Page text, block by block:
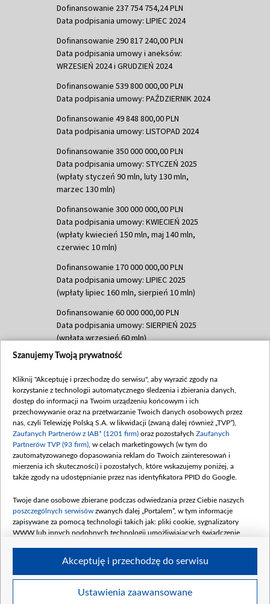
Dofinansowanie 237 754 754,24 PLN
Data podpisania umowy: LIPIEC 2024
Dofinansowanie 290 817 240,00 PLN
Data podpisania umowy i aneksów:
WRZESIEŃ 2024 i GRUDZIEŃ 2024
Dofinansowanie 539 800 000,00 PLN
Data podpisania umowy: PAŹDZIERNIK 2024
Dofinansowanie 49 848 800,00 PLN
Data podpisania umowy: LISTOPAD 2024
Dofinansowanie 350 000 000,00 PLN
Data podpisania umowy: STYCZEŃ 2025
(wpłaty styczeń 90 mln, luty 130 mln,
marzec 130 mln)
Dofinansowanie 300 000 000,00 PLN
Data podpisania umowy: KWIECIEŃ 2025
(wpłaty kwiecień 150 mln, maj 140 mln,
czerwiec 10 mln)
Dofinansowanie 170 000 000,00 PLN
Data podpisania umowy: LIPIEC 2025
(wpłaty lipiec 160 mln, sierpień 10 mln)
Dofinansowanie 60 000 000,00 PLN
Data podpisania umowy: SIERPIEŃ 2025
(wpłata wrzesień 60 mln)
Dofinansowanie 635 783 051,21 PLN
(wpłata wrzesień 100 mln, październik 350
mln, listopad 265 mln)
Dofinansowanie 48 862 000,00 PLN
Data podpisania umowy: GRUDZIEŃ 2025
(wpłata grudzień 60,548 mln)
Dofinansowanie 900 000 000,00 PLN
Data podpisania umowy: LUTY 2026 (wpłata
kwiecień 180 mln, 7 maja 180 mln, 8
czerwca 90 mln)
Dofinansowanie 250 000 000,00 PLN
4 sierpnia 250 mln
Szanujemy Twoją prywatność
Kliknij "Akceptuję i przechodzę do serwisu", aby wyrazić zgody na
korzystanie z technologii automatycznego śledzenia i zbierania danych,
dostęp do informacji na Twoim urządzeniu końcowym i ich
przechowywanie oraz na przetwarzanie Twoich danych osobowych przez
nas, czyli Telewizję Polską S.A. w likwidacji (zwaną dalej również „TVP”),
Zaufanych Partnerów z IAB* (1201 firm) oraz pozostałych Zaufanych
Partnerów TVP (93 firm) , w celach marketingowych (w tym do
zautomatyzowanego dopasowania reklam do Twoich zainteresowań i
mierzenia ich skuteczności) i pozostałych, które wskazujemy poniżej, a
także zgody na udostępnianie przez nas identyfikatora PPID do Google.
Twoje dane osobowe zbierane podczas odwiedzania przez Ciebie naszych
poszczególnych serwisów zwanych dalej „Portalem”, w tym informacje
zapisywane za pomocą technologii takich jak: pliki cookie, sygnalizatory
WWW lub innych podobnych technologii umożliwiających świadczenie
Twoje dane osobowe zbierane podczas odwiedzania przez Ciebie
Ustawienia zaawansowane
Akceptuję i przechodzę do serwisu